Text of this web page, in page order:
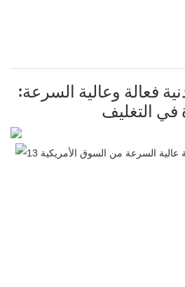
فعالة وعالية السرعة:
في التغليف